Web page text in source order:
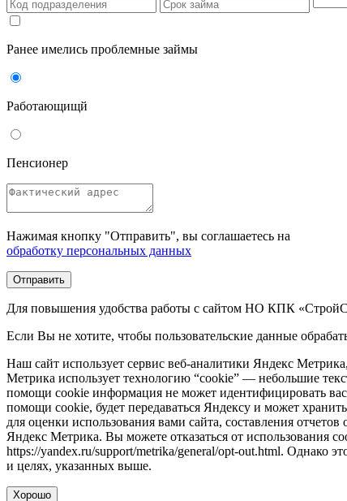
Ранее имелись проблемные займы
Работающищй
Пенсионер
Нажимая кнопку "Отправить", вы соглашаетесь на
обработку персональных данных
Отправить
Для повышения удобства работы с сайтом НО КПК
Если Вы не хотите, чтобы пользовательские данные
Наш сайт использует сервис веб-аналитики Яндекс
Метрика использует технологию “cookie” — небольшие
помощи cookie информация не может идентифицировать
помощи cookie, будет передаваться Яндексу и может
для оценки использования вами сайта, составления
Яндекс Метрика. Вы можете отказаться от использования
https://yandex.ru/support/metrika/general/opt-out.html. Однако
и целях, указанных выше.
Хорошо